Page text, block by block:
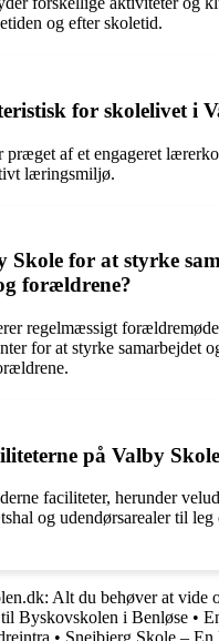
og efter skoletid.
for skolelivet i
præget af et engageret
læringsmiljø.
Skole for at styrke
forældrene?
regelmæssigt
for at styrke samarbejdet
på Valby
faciliteter, herunder
og udendørsarealer til leg
Alt du behøver at vide
Byskovskolen i Benløse •